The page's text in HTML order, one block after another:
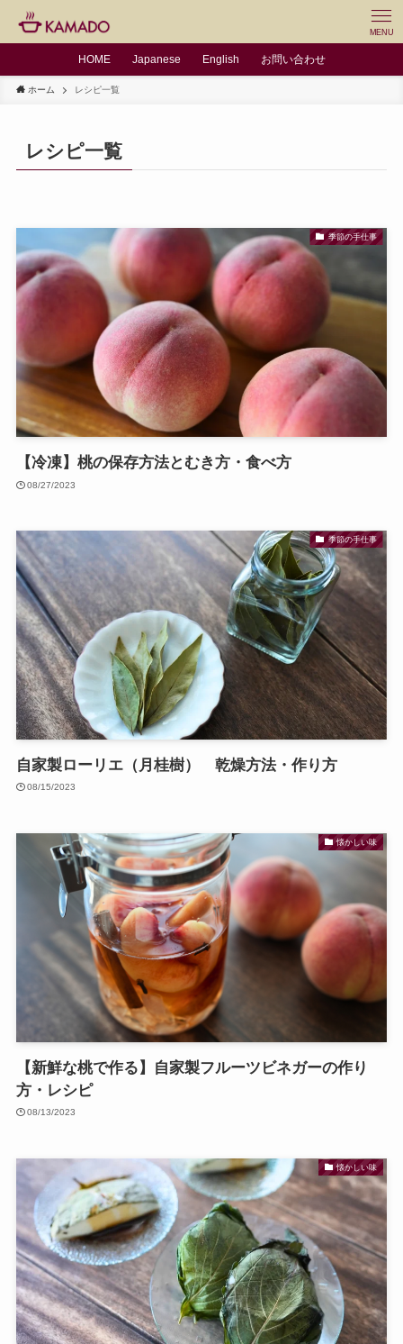
MENU
HOME Japanese English お問い合わせ
ホーム レシピ一覧
レシピ一覧
季節の手仕事
【冷凍】桃の保存方法とむき方・食べ方
08/27/2023
季節の手仕事
自家製ローリエ（月桂樹） 乾燥方法・作り方
08/15/2023
懐かしい味
【新鮮な桃で作る】自家製フルーツビネガーの作り
方・レシピ
08/13/2023
懐かしい味